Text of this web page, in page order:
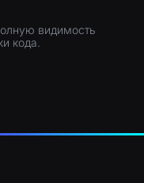
видимость
кода.